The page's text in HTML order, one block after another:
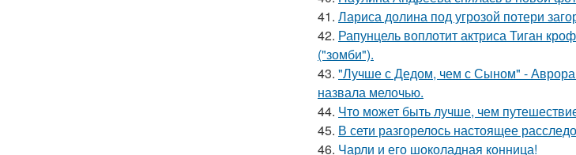
41. Лариса долина под угрозой потери
42. Рапунцель воплотит актриса Тиган
("зомби").
43. "Лучше с Дедом, чем с Сыном" - Аврора
назвала мелочью.
44. Что может быть лучше, чем
45. В сети разгорелось настоящее
46. Чарли и его шоколадная конница!